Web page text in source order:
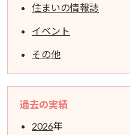
住まいの情報誌
イベント
その他
過去の実績
2026年